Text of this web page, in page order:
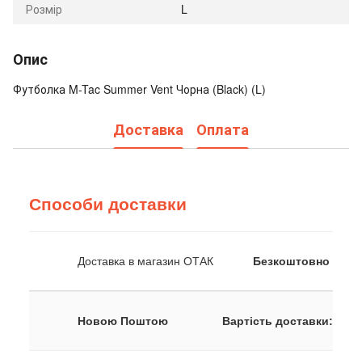
Розмір
L
Опис
Футболка M-Tac Summer Vent Чорна (Black) (L)
Доставка Оплата
Способи доставки
Доставка в магазин ОТАК Безкоштовно
Новою Поштою Вартість доставки: